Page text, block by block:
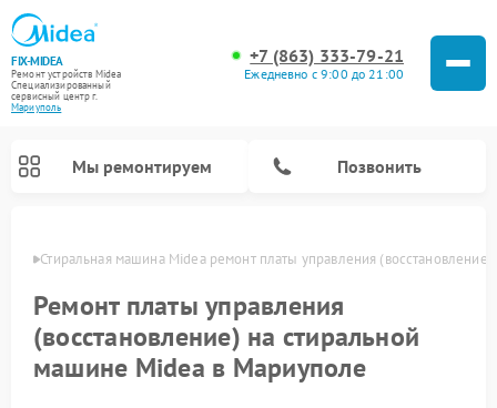
FIX-MIDEA
Ремонт устройств Midea
Специализированный
cервисный центр г.
Мариуполь
+7 (863) 333-79-21
Ежедневно с 9:00 до 21:00
Мы ремонтируем Позвонить
Стиральная машина Midea ремонт платы управления (восстановление)
Ремонт платы управления
(восстановление) на стиральной
машине Midea в Мариуполе